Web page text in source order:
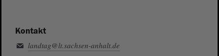
Kontakt
landtag@lt.sachsen-anhalt.de